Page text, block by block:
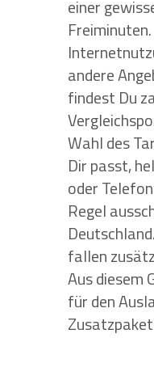
einer
andere
findest Du
Wahl des
Dir passt,
oder
Regel
fallen
Aus diesem
für den